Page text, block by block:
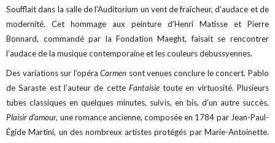
Soufflait dans la salle de l'Auditorium un vent de fraîcheur, d’audace et de
modernité. Cet hommage aux peinture d’Henri Matisse et Pierre
Bonnard, commandé par la Fondation Maeght, faisait se rencontrer
l’audace de la musique contemporaine et les couleurs debussyennes.
Des variations sur l’opéraCarmen sont venues conclure le concert. Pablo
de Saraste est l’auteur de cette Fantaisietoute en virtuosité. Plusieurs
tubes classiques en quelques minutes, suivis, en bis, d’un autre succès,
Plaisir d’amour, une romance ancienne, composée en 1784 par Jean-Paul-
Égide Martini, un des nombreux artistes protégés par Marie-Antoinette.